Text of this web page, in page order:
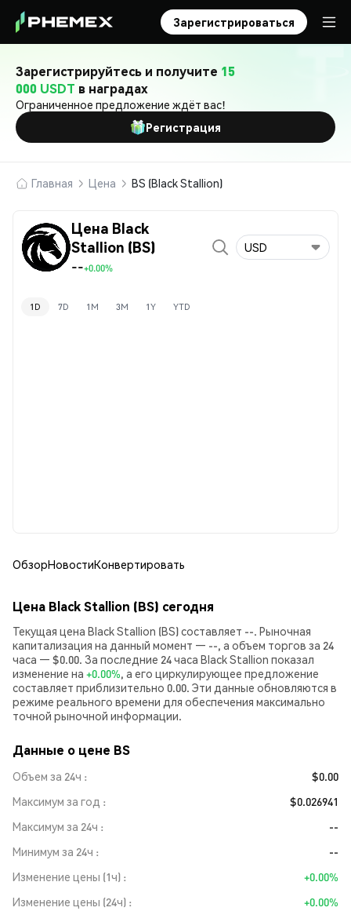
Зарегистрироваться
Зарегистрируйтесь и получите 15
000 USDT в наградах
Ограниченное предложение ждёт вас!
Регистрация
Главная Цена BS (Black Stallion)
Цена Black
Stallion (BS)
--+0.00%
USD
1D 7D 1M 3M 1Y YTD
ОбзорНовостиКонвертировать
Цена Black Stallion (BS) сегодня
Текущая цена Black Stallion (BS) составляет --. Рыночная
капитализация на данный момент — --, а объем торгов за 24
часа — $0.00. За последние 24 часа Black Stallion показал
изменение на +0.00%, а его циркулирующее предложение
составляет приблизительно 0.00. Эти данные обновляются в
режиме реального времени для обеспечения максимально
точной рыночной информации.
Данные о цене BS
Объем за 24ч
$0.00
Максимум за год
$0.026941
Максимум за 24ч
--
Минимум за 24ч
--
Изменение цены (1ч)
+0.00%
Изменение цены (24ч)
+0.00%